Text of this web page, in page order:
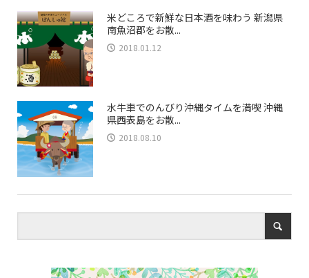
米どころで新鮮な日本酒を味わう 新潟県
南魚沼郡をお散...
2018.01.12
水牛車でのんびり沖縄タイムを満喫 沖縄
県西表島をお散...
2018.08.10